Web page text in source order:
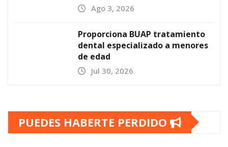
Ago 3, 2026
Proporciona BUAP tratamiento
dental especializado a menores
de edad
Jul 30, 2026
PUEDES HABERTE PERDIDO